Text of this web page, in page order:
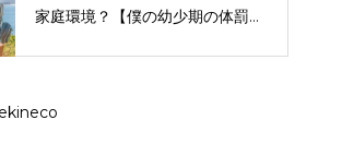
家庭環境？【僕の幼少期の体罰問